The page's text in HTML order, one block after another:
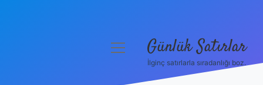
menüyü Günlük Satırlar
İlginç satırlarla sıradanlığı boz.